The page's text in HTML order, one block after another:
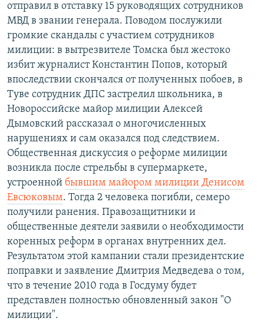
отправил в отставку 15 руководящих сотрудников
МВД в звании генерала. Поводом послужили
громкие скандалы с участием сотрудников
милиции: в вытрезвителе Томска был жестоко
избит журналист Константин Попов, который
впоследствии скончался от полученных побоев, в
Туве сотрудник ДПС застрелил школьника, в
Новороссийске майор милиции Алексей
Дымовский рассказал о многочисленных
нарушениях и сам оказался под следствием.
Общественная дискуссия о реформе милиции
возникла после стрельбы в супермаркете,
устроенной бывшим майором милиции Денисом
Евсюковым. Тогда 2 человека погибли, семеро
получили ранения. Правозащитники и
общественные деятели заявили о необходимости
коренных реформ в органах внутренних дел.
Результатом этой кампании стали президентские
поправки и заявление Дмитрия Медведева о том,
что в течение 2010 года в Госдуму будет
представлен полностью обновленный закон "О
милиции".